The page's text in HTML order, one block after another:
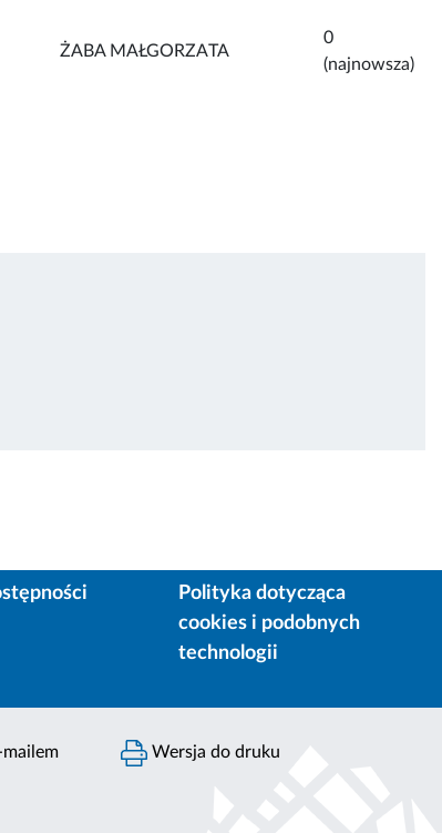
ŻABA MAŁGORZATA
0
(najnowsza)
Polityka dotycząca
cookies i podobnych
technologii
Wersja do druku